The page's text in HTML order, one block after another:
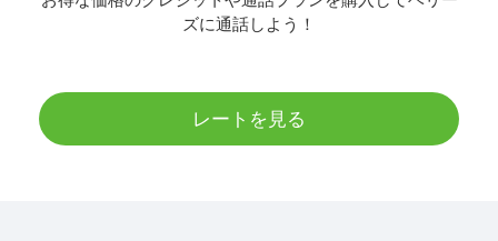
ズに通話しよう！
レートを見る